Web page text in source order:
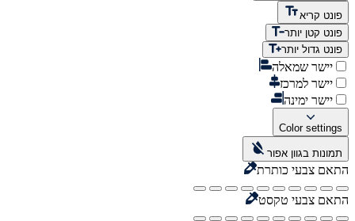
פונט קריא
פונט קטן יותר
פונט גדול יותר
יישר שמאלה
יישר למרכז
יישר ימינה
Color settings
תמונות בגוון אפור
התאם צבעי כותרת
התאם צבעי טקסט